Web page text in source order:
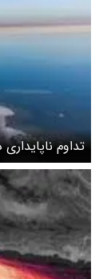
تداوم
جمعه ۲۵ اردیبهشت